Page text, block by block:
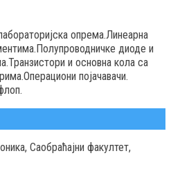
опрема.Линеарна
диоде и
и основна кола са
појачавачи.
Саобраћајни факултет,